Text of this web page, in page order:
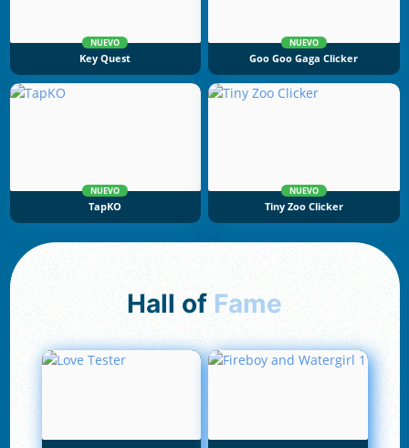
NUEVO
Key Quest
NUEVO
Goo Goo Gaga Clicker
NUEVO
TapKO
NUEVO
Tiny Zoo Clicker
Hall of Fame